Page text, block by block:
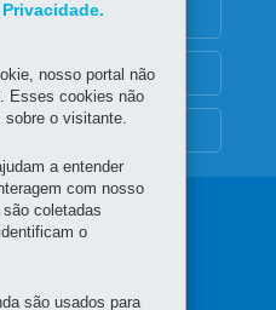
nosso portal não
Esses cookies não
sobre o visitante.
a entender
com nosso
coletadas
o
são usados para